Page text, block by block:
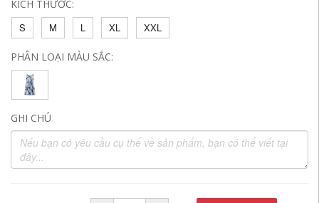
KÍCH THƯỚC:
S
M L XL XXL
PHÂN LOẠI MÀU SẮC:
GHI CHÚ